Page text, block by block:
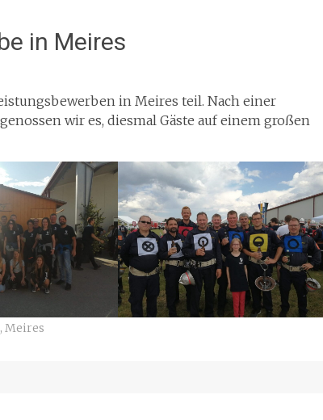
in Meires
in Meires teil. Nach einer
wir es, diesmal Gäste auf einem großen
, Meires